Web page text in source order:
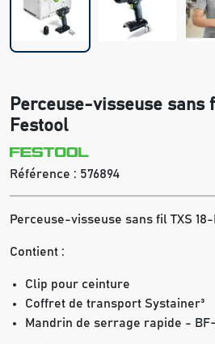
Perceuse-visseuse sans
Festool
Référence : 576894
Perceuse-visseuse sans fil TXS
Contient :
Clip pour ceinture
Coffret de transport Systainer³
Mandrin de serrage rapide - BF-